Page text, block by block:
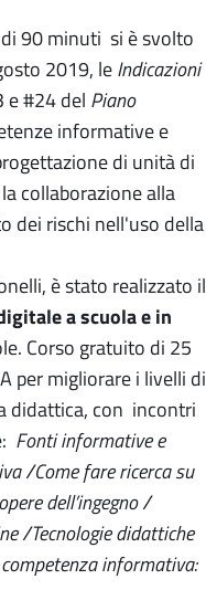
90 minuti si è svolto
2019, leIndicazioni
e #24 del Piano
informative e
di unità di
collaborazione alla
dei rischi nell'uso della
è stato realizzato il
a scuola e in
Corso gratuito di 25
per migliorare i livelli di
didattica, con incontri
Fonti informative e
/Come fare ricerca su
dell’ingegno /
/Tecnologie didattiche
informativa: